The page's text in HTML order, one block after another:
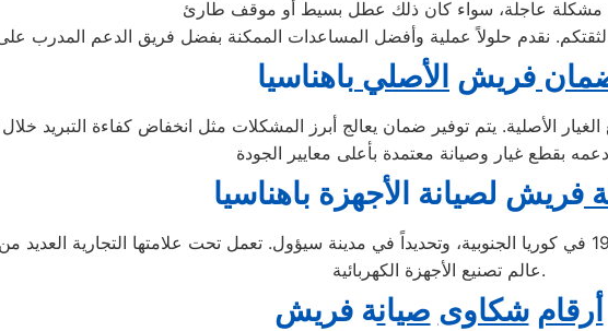
فريش الأصلي باهناسيا
الأصلية. يتم توفير ضمان يعالج أبرز المشكلات مثل انخفاض كفاءة التبريد
فريش لصيانة الجهزة باهناسيا
تُعد شركة فريش إحدى الشركات الرائدة متعددة الجنسيات، تأسست عام 1938 في كوريا الجنوبية، وتحديداً في مدينة سيؤول. تعمل تحت
عالم تصنيع الأجهزة الكهربائية.
أرقام شكاوى صيانة فريش